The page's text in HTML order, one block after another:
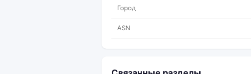
Город
ASN